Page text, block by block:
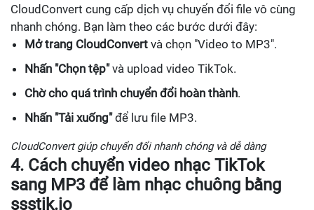
CloudConvert cung cấp dịch vụ chuyển đổi file vô cùng
nhanh chóng. Bạn làm theo các bước dưới đây:
Mở trang CloudConvert và chọn "Video to MP3".
Nhấn "Chọn tệp"và upload video TikTok.
Chờ cho quá trình chuyển đổi hoàn thành.
Nhấn "Tải xuống"để lưu file MP3.
CloudConvert giúp chuyển đổi nhanh chóng và dễ dàng
4. Cách chuyển video nhạc TikTok
sang MP3 để làm nhạc chuông bằng
ssstik.io